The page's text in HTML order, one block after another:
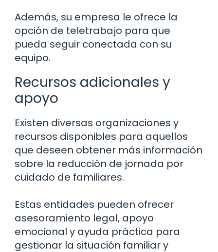
Además, su empresa le ofrece la
opción de teletrabajo para que
pueda seguir conectada con su
equipo.
Recursos adicionales y
apoyo
Existen diversas organizaciones y
recursos disponibles para aquellos
que deseen obtener más información
sobre la reducción de jornada por
cuidado de familiares.
Estas entidades pueden ofrecer
asesoramiento legal, apoyo
emocional y ayuda práctica para
gestionar la situación familiar y